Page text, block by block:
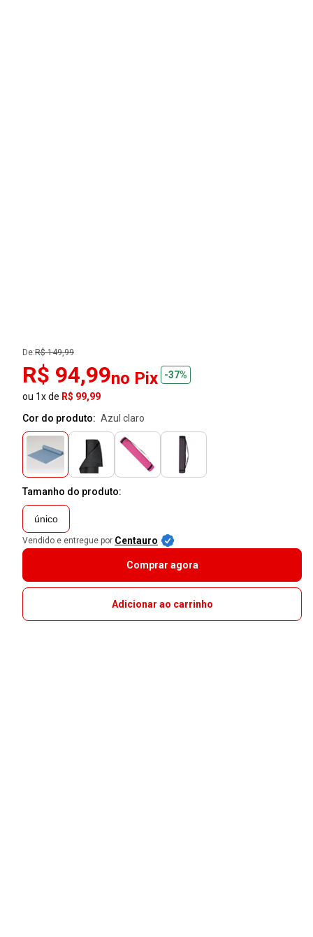
De:R$ 149,99
R$ 94,99no Pix
-37%
ou 1x de R$ 99,99
Cor do produto:
azul claro
Tamanho do produto:
único
Vendido e entregue por Centauro
Comprar agora
Adicionar ao carrinho